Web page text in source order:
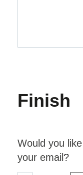
Finish
Would you
your email?